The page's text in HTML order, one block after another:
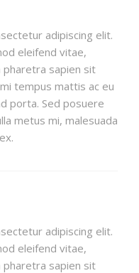
adipiscing elit.
eleifend vitae,
pharetra sapien sit
tempus mattis ac eu
porta. Sed posuere
metus mi, malesuada
adipiscing elit.
eleifend vitae,
pharetra sapien sit